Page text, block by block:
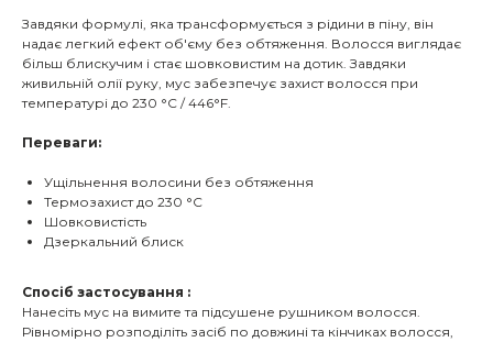
Завдяки формулі, яка трансформується з рідини в піну, він
надає легкий ефект об'єму без обтяження. Волосся виглядає
більш блискучим і стає шовковистим на дотик. Завдяки
живильній олії руку, мус забезпечує захист волосся при
температурі до 230 °C / 446°F.
Переваги:
Ущільнення волосини без обтяження
Термозахист до 230 °C
Шовковистість
Дзеркальний блиск
Спосіб застосування :
Нанесіть мус на вимите та підсушене рушником волосся.
Рівномірно розподіліть засіб по довжині та кінчиках волосся,